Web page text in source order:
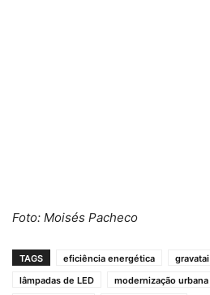
Foto: Moisés Pacheco
TAGS eficiência energética gravatai
lâmpadas de LED
modernização urbana